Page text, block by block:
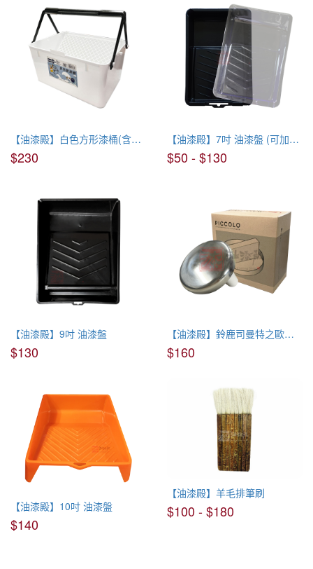
【油漆殿】白色方形漆桶(含網子)
$230
【油漆殿】7吋 油漆盤 (可加選替換盤)
$50 - $130
【油漆殿】9吋 油漆盤
$130
【油漆殿】鈴鹿司曼特之歐紗系列 專用磨紗盤
$160
【油漆殿】10吋 油漆盤
$140
【油漆殿】羊毛排筆刷
$100 - $180